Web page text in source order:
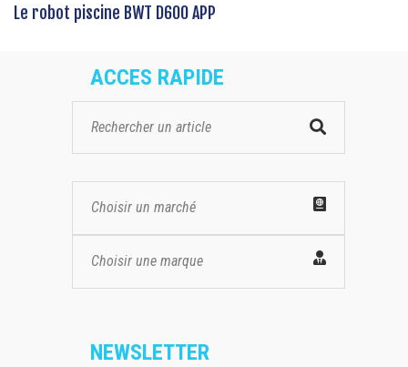
Le robot piscine BWT D600 APP
ACCES RAPIDE
Choisir un marché
Choisir une marque
NEWSLETTER